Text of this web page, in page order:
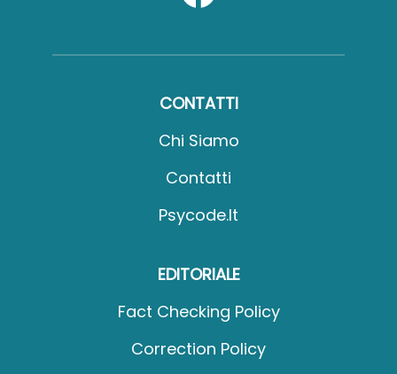
CONTATTI
Chi Siamo
Contatti
Psycode.it
EDITORIALE
Fact Checking Policy
Correction Policy